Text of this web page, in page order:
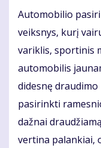
Automobilio
veiksnys, kurį
variklis, sportinis
automobilis
didesnę
pasirinkti
dažnai
vertina palankiai,